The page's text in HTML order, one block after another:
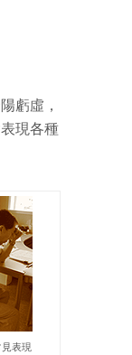
虧虛，
現各種
表現